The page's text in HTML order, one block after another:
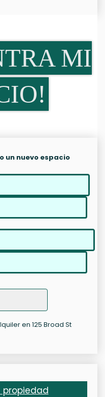
MI
un nuevo espacio
en 125 Broad St
propiedad